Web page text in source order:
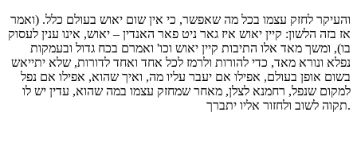
והעיקר לחזק עצמו בכל מה שאפשר, כי אין שום יאוש בעולם כלל. (ואמר
אז בזה הלשון: קיין יאוש איז גאר ניט פאר האנדין – יאוש, אינו ענין לעסוק
בו), ומשך מאד אלו התיבות קיין יאוש וכו' ואמרם בכח גדול ובעמקות
נפלא ונורא מאד, כדי להורות ולרמז לכל אחד ואחד לדורות, שלא יתייאש
בשום אופן בעולם, אפילו אם יעבר עליו מה, ואיך שהוא, אפילו אם נפל
למקום שנפל, רחמנא לצלן, מאחר שמחזק עצמו במה שהוא, עדין יש לו
תקוה לשוב ולחזור אליו יתברך.